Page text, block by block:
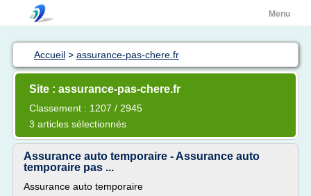
Menu
Accueil > assurance-pas-chere.fr
Site : assurance-pas-chere.fr
Classement : 1207 / 2945
3 articles sélectionnés
Assurance auto temporaire - Assurance auto
temporaire pas ...
Assurance auto temporaire